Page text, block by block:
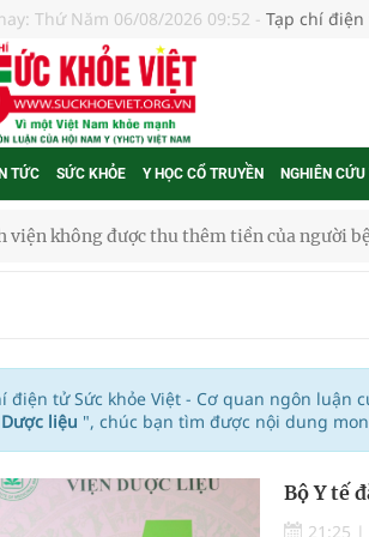
Thứ Năm 06/08/2026 09:52 - Tạp chí điện
TỨC SỨC KHỎE Y HỌC CỔ TRUYỀN NGHIÊN CỨU
viện không được thu thêm tiền của người
chuỗi hoạt động lớn được diễn ra tại Lễ
tục rà soát, triển khai các nhiệm vụ trong
Đồng: Quyết tâm đưa sân bay Liên Khương
điện tử Sức khỏe Việt - Cơ quan ngôn luận
liệu ", chúc bạn tìm được nội dung
Bộ Y tế
21:25 |